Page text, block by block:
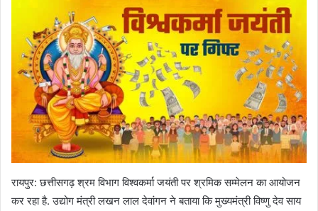
रायपुर: छत्तीसगढ़ श्रम विभाग विश्वकर्मा जयंती पर श्रमिक सम्मेलन का आयोजन
कर रहा है. उद्योग मंत्री लखन लाल देवांगन ने बताया कि मुख्यमंत्री विष्णु देव साय